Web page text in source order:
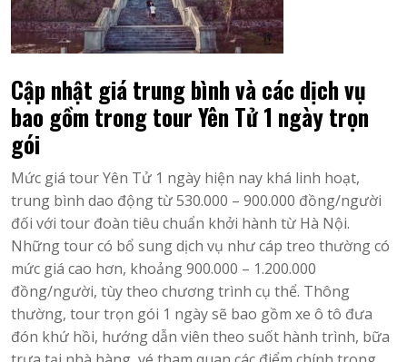
Cập nhật giá trung bình và các dịch vụ
bao gồm trong tour Yên Tử 1 ngày trọn
gói
Mức giá tour Yên Tử 1 ngày hiện nay khá linh hoạt,
trung bình dao động từ 530.000 – 900.000 đồng/người
đối với tour đoàn tiêu chuẩn khởi hành từ Hà Nội.
Những tour có bổ sung dịch vụ như cáp treo thường có
mức giá cao hơn, khoảng 900.000 – 1.200.000
đồng/người, tùy theo chương trình cụ thể. Thông
thường, tour trọn gói 1 ngày sẽ bao gồm xe ô tô đưa
đón khứ hồi, hướng dẫn viên theo suốt hành trình, bữa